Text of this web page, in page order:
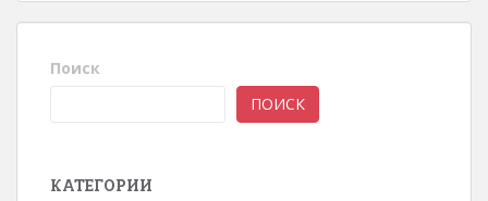
Поиск
ПОИСК
КАТЕГОРИИ